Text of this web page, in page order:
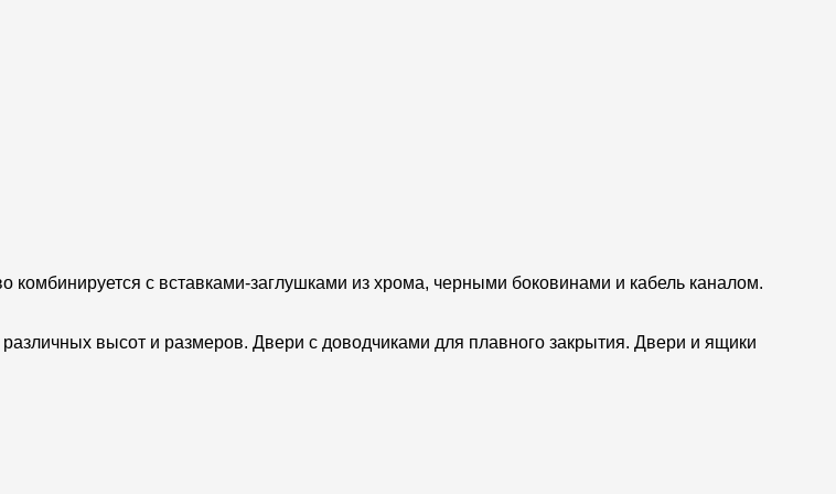
комбинируется с вставками-заглушками из хрома, черными боковинами и кабель каналом.
высот и размеров. Двери с доводчиками для плавного закрытия. Двери и ящики